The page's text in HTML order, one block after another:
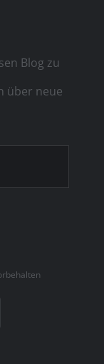
Blog zu
über neue